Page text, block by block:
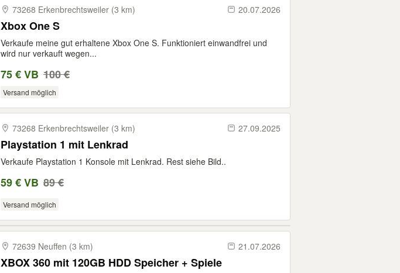
73268 Erkenbrechtsweiler (3 km) 20.07.2026
Xbox One S
Verkaufe meine gut erhaltene Xbox One S. Funktioniert einwandfrei und
wird nur verkauft wegen...
75 € VB 100 €
Versand möglich
73268 Erkenbrechtsweiler (3 km) 27.09.2025
Playstation 1 mit Lenkrad
Verkaufe Playstation 1 Konsole mit Lenkrad. Rest siehe Bild..
59 € VB 89 €
Versand möglich
72639 Neuffen (3 km) 21.07.2026
XBOX 360 mit 120GB HDD Speicher + Spiele